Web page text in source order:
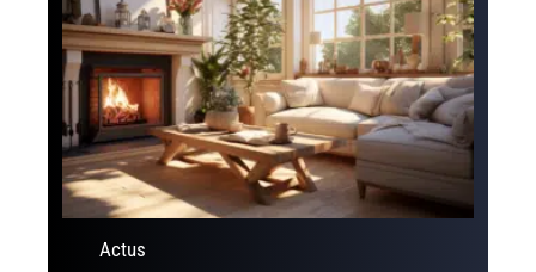
Actus